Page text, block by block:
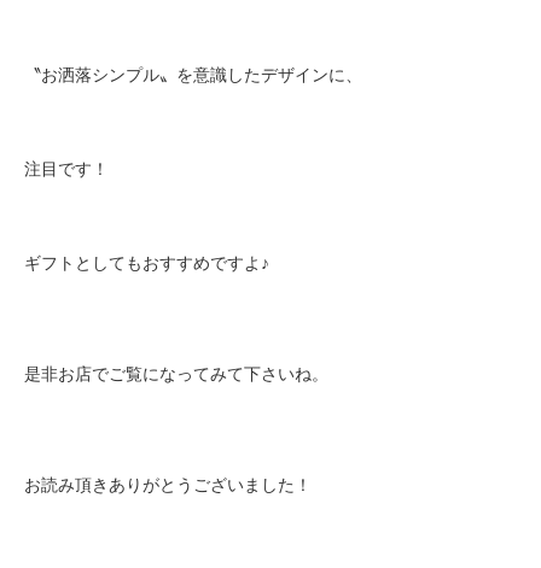
〝お洒落シンプル〟を意識したデザインに、
注目です！
ギフトとしてもおすすめですよ♪
是非お店でご覧になってみて下さいね。
お読み頂きありがとうございました！